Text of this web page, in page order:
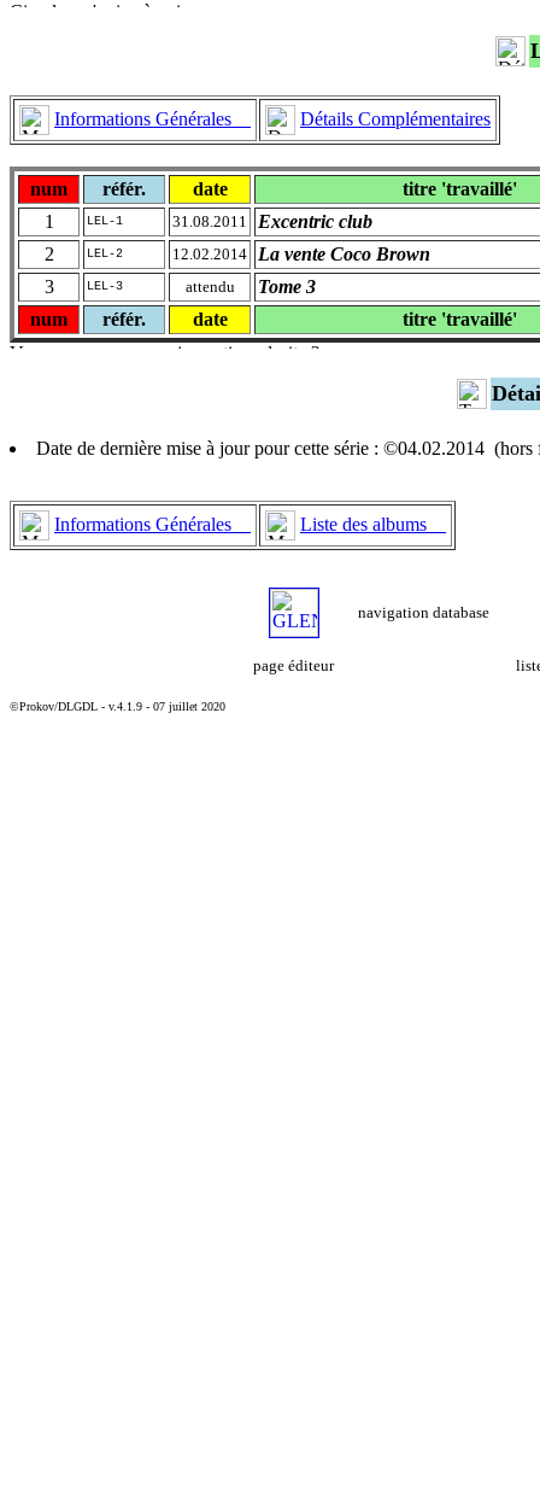
Informations Générales Détails Complémentaires
num référ. date
titre 'travaillé'
1
LEL-1 31.08.2011
Excentric club
2
LEL-2 12.02.2014
La vente Coco Brown
3
LEL-3 attendu
Tome 3
num
référ. date titre 'travaillé'
Date de dernière mise à jour pour cette série : ©04.02.2014 (hors
Informations Générales Liste des albums
navigation database
page éditeur
©Prokov/DLGDL - v.4.1.9 - 07 juillet 2020